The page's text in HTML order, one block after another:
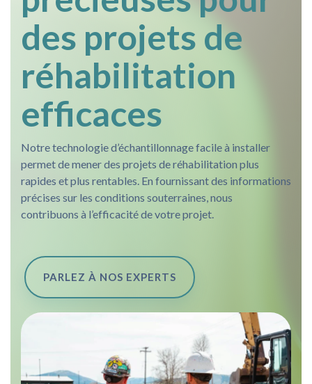
des projets de
réhabilitation
efficaces
Notre technologie d’échantillonnage facile à installer
permet de mener des projets de réhabilitation plus
rapides et plus rentables. En fournissant des informations
précises sur les conditions souterraines, nous
contribuons à l’efficacité de votre projet.
PARLEZ À NOS EXPERTS